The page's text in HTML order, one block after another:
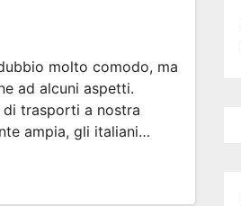
molto comodo, ma
ad alcuni aspetti.
di trasporti a nostra
ampia, gli italiani…